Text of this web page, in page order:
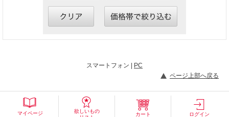
スマートフォン | PC
ページ上部へ戻る
マイページ
欲しいもの
カート ログイン